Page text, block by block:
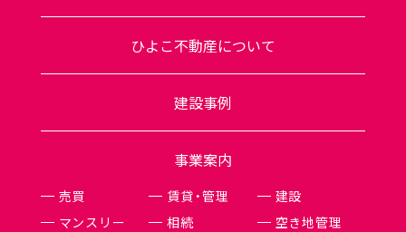
ひよこ不動産について
建設事例
事業案内
売買 賃貸・管理
建設
マンスリー
相続 空き地管理